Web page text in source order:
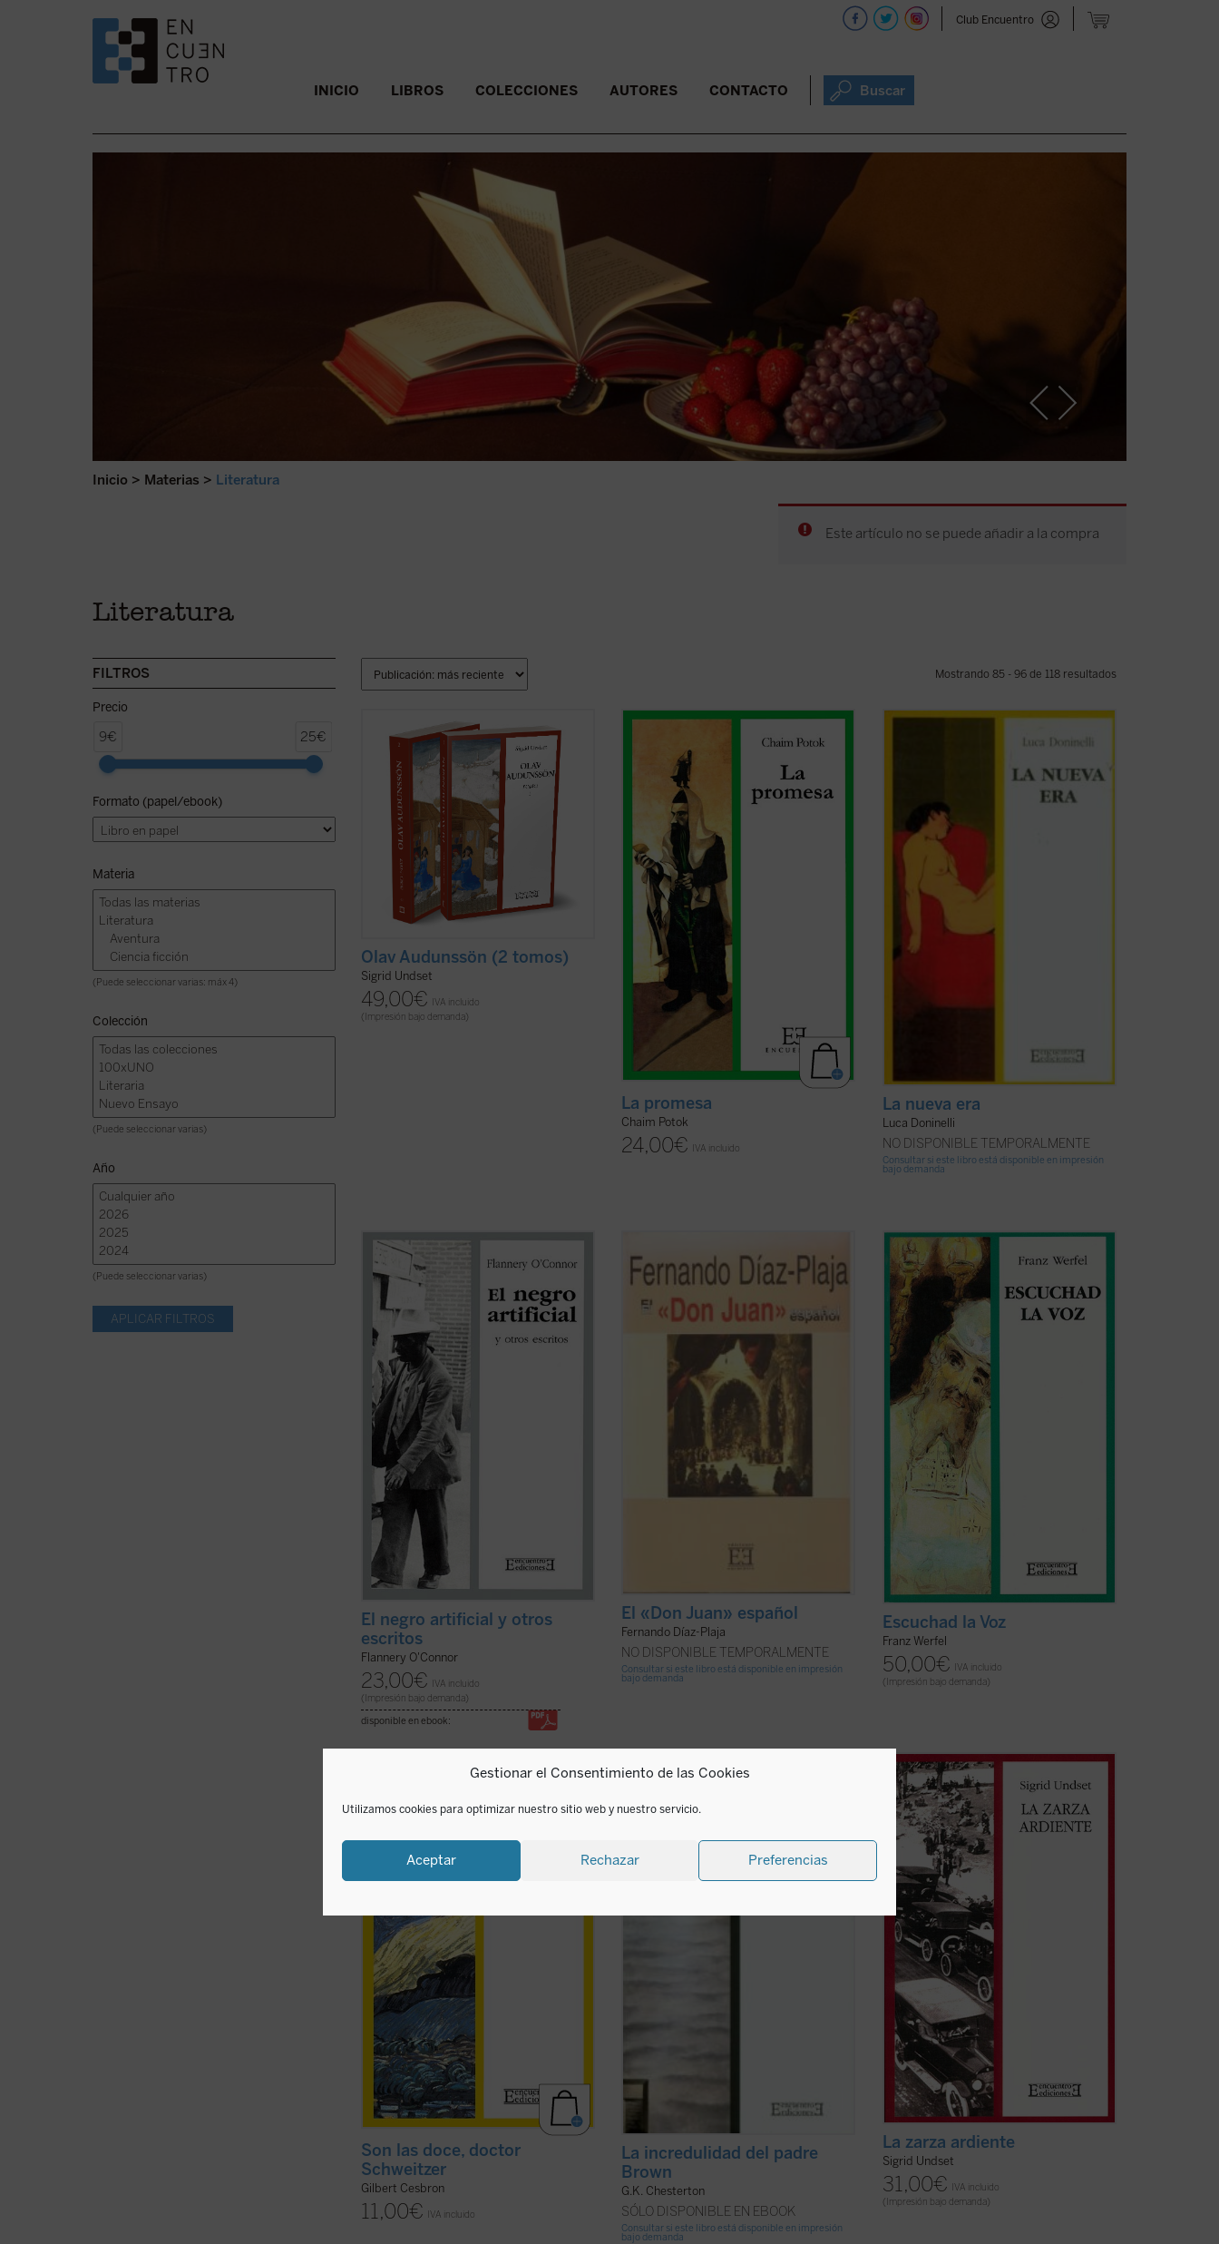
Gestionar el Consentimiento de las Cookies
Utilizamos cookies para optimizar nuestro sitio web y nuestro servicio.
Aceptar Rechazar Preferencias
Club Encuentro
SALTAR AL CONTENIDO. INICIO LIBROS COLECCIONES AUTORES CONTACTO Buscar
Inicio > Materias > Literatura
Este artículo no se puede añadir a la compra
Literatura
FILTROS
Precio
9€ 25€
Formato (papel/ebook)
Materia
(Puede seleccionar varias: máx 4)
Colección
(Puede seleccionar varias)
Año
(Puede seleccionar varias)
Mostrando 85 - 96 de 118 resultados
Sigrid Undset se sumergió en los
documentos legales, religiosos e
históricos de la Noruega medieval para
crear en
Olav Audunssøn
retratos
notablemente auténticos y convincentes
de la vida noruega en la Edad Media,
presentando un mundo ...
Olav Audunssön (2 tomos)
Sigrid Undset
49,00€ IVA incluido
(Impresión bajo demanda)
¿Qué ocurre cuando la verdad parece ir
en contra de todo aquello en lo que has
creído hasta el momento? ¿Es verdadera
una religión que puede llegar a hacer
enfermar gravemente a un niño por su
causa? ¿Es malvada esa religión o son las
(ver ficha)
La promesa
Chaim Potok
24,00€ IVA incluido
La nueva era
que vive una existencia normal en una
ciudad igualmente normal. Entre sus
alumnas se encuentra Clara, una joven
extrovertida y sincera que parece igual a
sus ... (ver ficha)
La nueva era
Luca Doninelli
NO DISPONIBLE TEMPORALMENTE
Consultar si este libro está disponible en impresión
bajo demanda
«La presente antología de textos de
Flannery O'Connor es la primera
publicada en España. Dos de los ocho
cuentos y los tres ensayos se publicarán
por primera vez. [...] La selección ha sido
ardua aunque, por otro lado, estoy
segura de que ...(ver ficha)
El negro artificial y otros
escritos
Flannery O'Connor
23,00€
IVA incluido
(Impresión bajo demanda)
disponible en ebook:
Éste no es «un libro más» sobre el Don
Juan. Es un estudio sobre cómo lo vieron
y juzgaron ---cada uno en su tiempo---
sus diferentes «padres», desde el galaico
«Galán» hasta la versión que del
personaje da otro gallego llamado
(ver ficha)
El «Don Juan» español
Fernando Díaz-Plaja
NO DISPONIBLE TEMPORALMENTE
Consultar si este libro está disponible en impresión
bajo demanda
Escuchad la Vozes una de las obras
maestras del escritor austríaco Franz
Werfel. Narra la historia del profeta
Jeremías de Anatoth, a quien le tocó
conocer la ruina de la Casa de Israel y la
destrucción del Templo de Jerusalén. Su
vida ...(ver ficha)
Escuchad la Voz
Franz Werfel
50,00€ IVA incluido
(Impresión bajo demanda)
Cinco personajes se presentan al juicio
Schweitzer, protestante, quien por
mujer y a su hija en Silesia para construir
un hospital en Gabón; y el padre Carlos,
Son las doce, doctor
Schweitzer
Gilbert Cesbron
11,00€ IVA incluido
Chesterton, con su acostumbrada
misterio de la vida y ante el desafío de lo
de la incredulidad?
La «incredulidad» a la que se refiere el
libro es la que muestra ...
La incredulidad del padre
Brown
G.K. Chesterton
SÓLO DISPONIBLE EN EBOOK
Consultar si este libro está disponible en impresión
bajo demanda
La zarza ardiente
es la historia de Paul
Selmer, un hombre que se deja
sorprender por las cosas que tiene a su
alrededor, la belleza de su tierra, los
acontecimientos inesperados, el dolor de
la incomprensión o de la traición. Es un
héroe ...(ver ficha)
La zarza ardiente
Sigrid Undset
31,00€
IVA incluido
(Impresión bajo demanda)